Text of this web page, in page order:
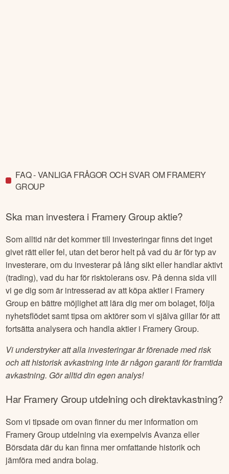
FAQ - VANLIGA FRÅGOR OCH SVAR OM FRAMERY
GROUP
Ska man investera i Framery Groupaktie?
Som alltid när det kommer till investeringar finns det inget
givet rätt eller fel, utan det beror helt på vad du är för typ av
investerare, om du investerar på lång sikt eller handlar aktivt
(trading), vad du har för risktolerans osv. På denna sida vill
vi ge dig som är intresserad av att köpa aktier i Framery
Groupen bättre möjlighet att lära dig mer om bolaget, följa
nyhetsflödet samt tipsa om aktörer som vi själva gillar för att
fortsätta analysera och handla aktier i Framery Group.
Vi understryker att alla investeringar är förenade med risk
och att historisk avkastning inte är någon garanti för framtida
avkastning. Gör alltid din egen analys!
HarFramery Group utdelning och direktavkastning?
Som vi tipsade om ovan finner du mer information om
Framery Group utdelning via exempelvis Avanza eller
Börsdata där du kan finna mer omfattande historik och
jämföra med andra bolag.